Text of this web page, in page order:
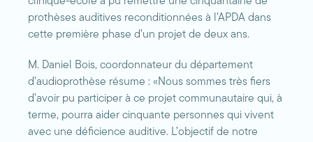
prothèses auditives reconditionnées à l’APDA dans
cette première phase d’un projet de deux ans.
M. Daniel Bois, coordonnateur du département
d’audioprothèse résume : «Nous sommes très fiers
d’avoir pu participer à ce projet communautaire qui, à
terme, pourra aider cinquante personnes qui vivent
avec une déficience auditive. L’objectif de notre